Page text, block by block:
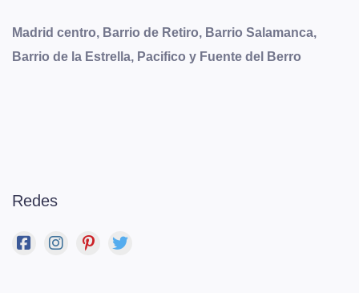
Madrid centro, Barrio de Retiro, Barrio Salamanca,
Barrio de la Estrella, Pacifico y Fuente del Berro
Redes